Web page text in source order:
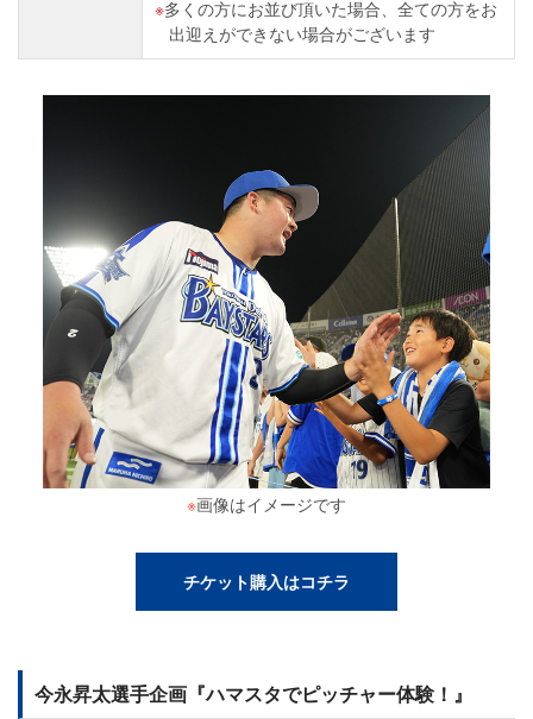
多くの方にお並び頂いた場合、全ての方をお
出迎えができない場合がございます
※画像はイメージです
チケット購入はコチラ
今永昇太選手企画『ハマスタでピッチャー体験！』